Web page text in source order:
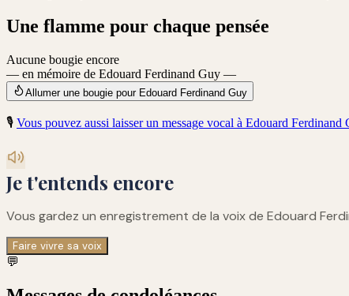
Une flamme pour chaque pensée
Aucune bougie encore
— en mémoire de Edouard Ferdinand Guy —
Allumer une bougie pour Edouard Ferdinand Guy
🎙️ Vous pouvez aussi laisser un message vocal à Edouard Ferdinand
Je t'entends encore
Vous gardez un enregistrement de la voix de Edouard
Faire vivre sa voix
💬